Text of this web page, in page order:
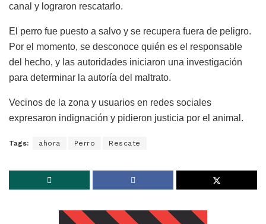
canal y lograron rescatarlo.
El perro fue puesto a salvo y se recupera fuera de peligro.
Por el momento, se desconoce quién es el responsable
del hecho, y las autoridades iniciaron una investigación
para determinar la autoría del maltrato.
Vecinos de la zona y usuarios en redes sociales
expresaron indignación y pidieron justicia por el animal.
Tags: ahora Perro Rescate